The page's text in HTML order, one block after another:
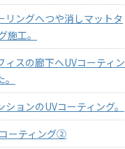
リングへつや消しマットタ
施工。
ィスの廊下へUVコーティン
ョンのUVコーティング。
ーティング②